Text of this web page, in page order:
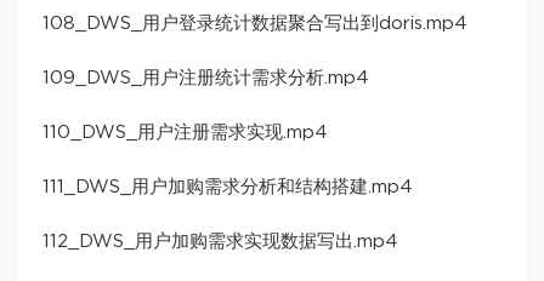
108_DWS_用户登录统计数据聚合写出到doris.mp4
109_DWS_用户注册统计需求分析.mp4
110_DWS_用户注册需求实现.mp4
111_DWS_用户加购需求分析和结构搭建.mp4
112_DWS_用户加购需求实现数据写出.mp4